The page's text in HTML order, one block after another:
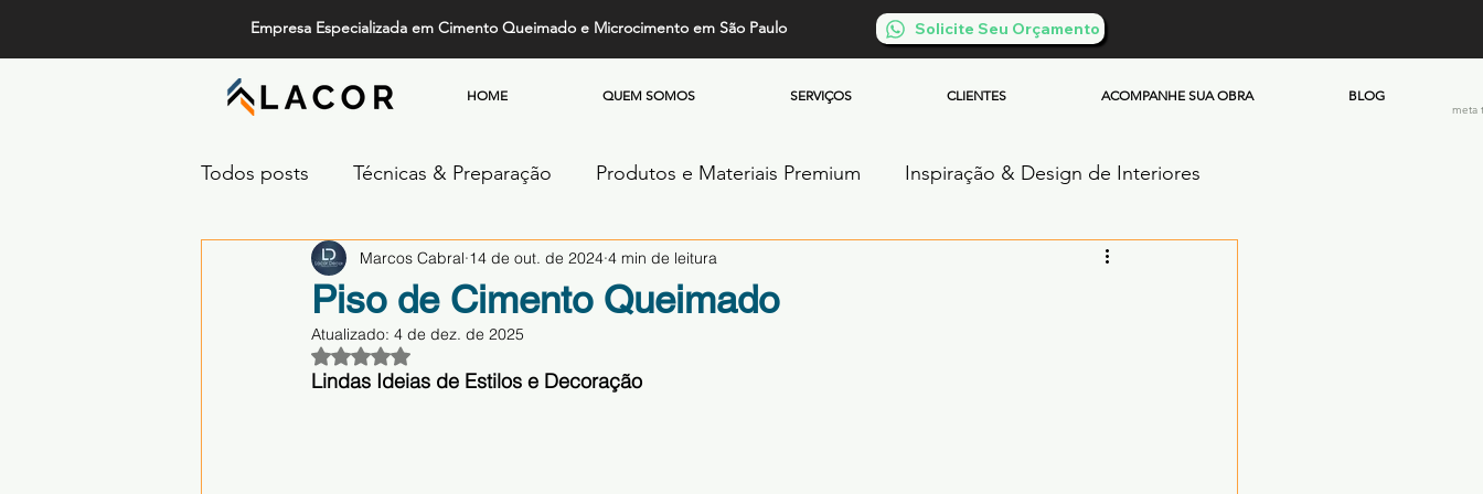
Empresa Especializada em Cimento Queimado e Microcimento em São Paulo Solicite Seu Orçamento
HOME QUEM SOMOS SERVIÇOS CLIENTES ACOMPANHE SUA OBRA BLOG
meta
Todos posts Técnicas & Preparação Produtos e Materiais Premium Inspiração & Design de Interiores
Design, Tendências e Serviços Piso de Cimento Queimado Parede de Cimento Queimado
Projetos de Alto Padrão Cimento Queimado
Piso de Cimento Queimado
Marcos Cabral 14 de out. de 2024 4 min de leitura
Atualizado: 4 de dez. de 2025
Avaliado com NaN de 5 estrelas.
Lindas Ideias de Estilos e Decoração